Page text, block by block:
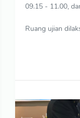
09.15 - 11.00,
Ruang ujian